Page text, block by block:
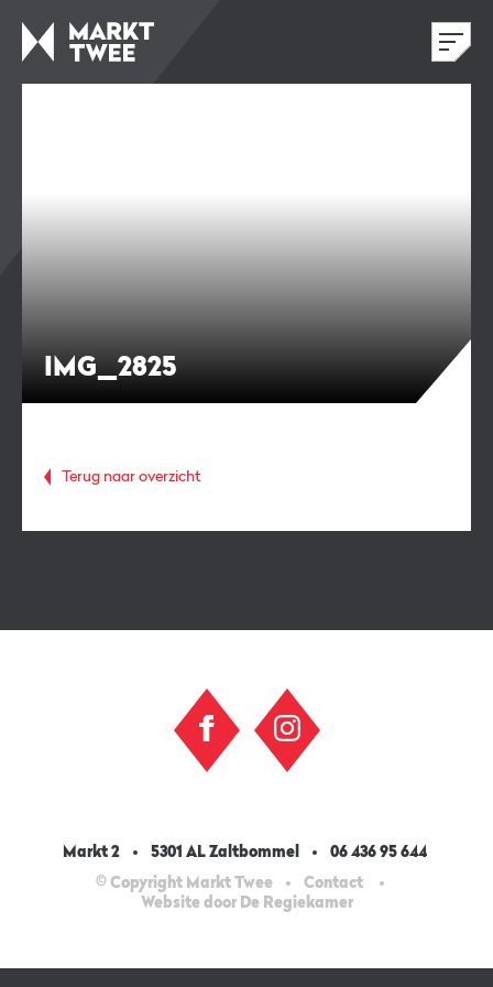
IMG_2825
Terug naar overzicht
Markt 2 5301 AL Zaltbommel
06 436 95 644
© Copyright Markt Twee
Contact
Website door De Regiekamer